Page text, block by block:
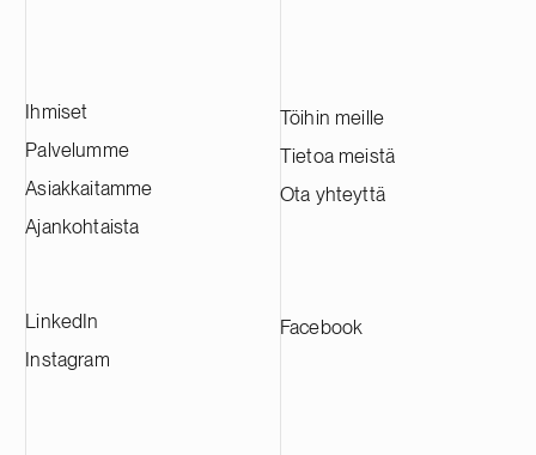
Ihmiset
Palvelumme
Asiakkaitamme
Ajankohtaista
Töihin meille
Tietoa meistä
Ota yhteyttä
LinkedIn
Instagram
Facebook